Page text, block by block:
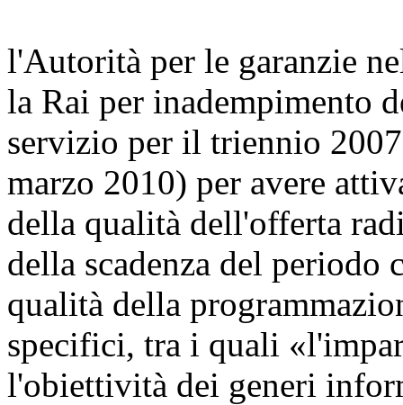
l'Autorità per le garanzie
la Rai per inadempimento
servizio per il triennio
marzo 2010) per avere
della qualità dell'offerta
della scadenza del periodo
qualità della
specifici, tra i quali
l'obiettività dei generi